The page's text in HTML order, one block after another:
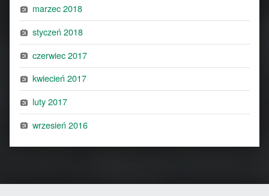
marzec 2018
styczeń 2018
czerwiec 2017
kwiecień 2017
luty 2017
wrzesień 2016